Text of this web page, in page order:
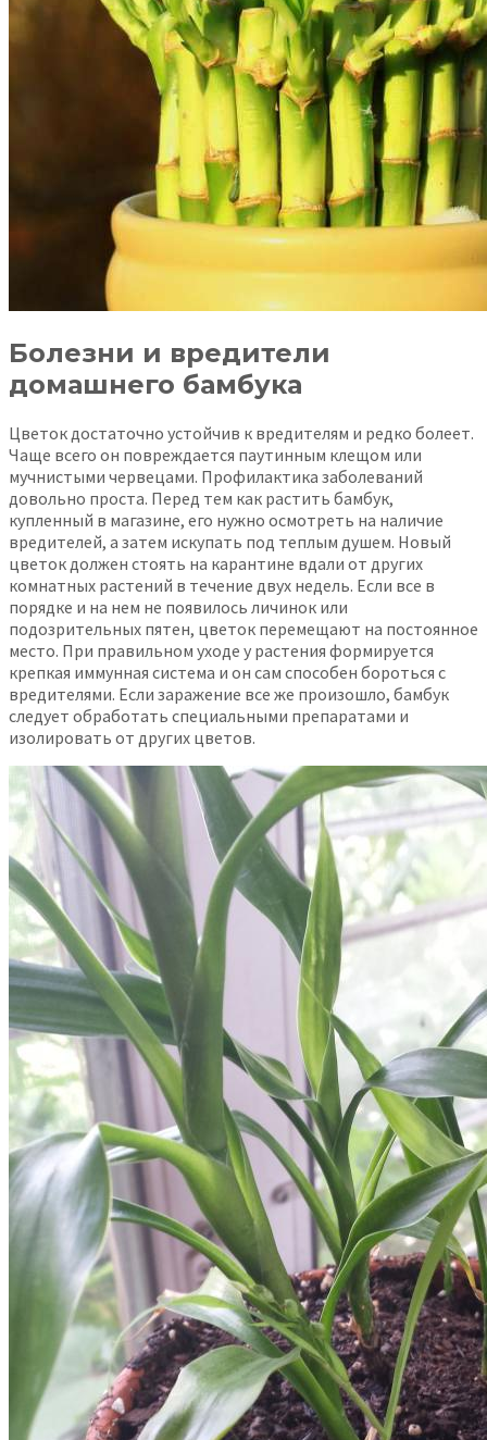
Болезни и вредители
домашнего бамбука
Цветок достаточно устойчив к вредителям и редко болеет.
Чаще всего он повреждается паутинным клещом или
мучнистыми червецами. Профилактика заболеваний
довольно проста. Перед тем как растить бамбук,
купленный в магазине, его нужно осмотреть на наличие
вредителей, а затем искупать под теплым душем. Новый
цветок должен стоять на карантине вдали от других
комнатных растений в течение двух недель. Если все в
порядке и на нем не появилось личинок или
подозрительных пятен, цветок перемещают на постоянное
место. При правильном уходе у растения формируется
крепкая иммунная система и он сам способен бороться с
вредителями. Если заражение все же произошло, бамбук
следует обработать специальными препаратами и
изолировать от других цветов.